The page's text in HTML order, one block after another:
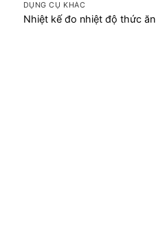
DỤNG CỤ KHÁC
Nhiệt kế đo nhiệt độ thức ăn